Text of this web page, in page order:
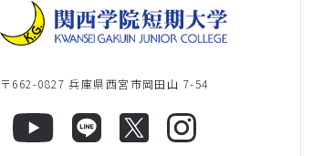
〒662-0827 兵庫県西宮市岡田山 7-54